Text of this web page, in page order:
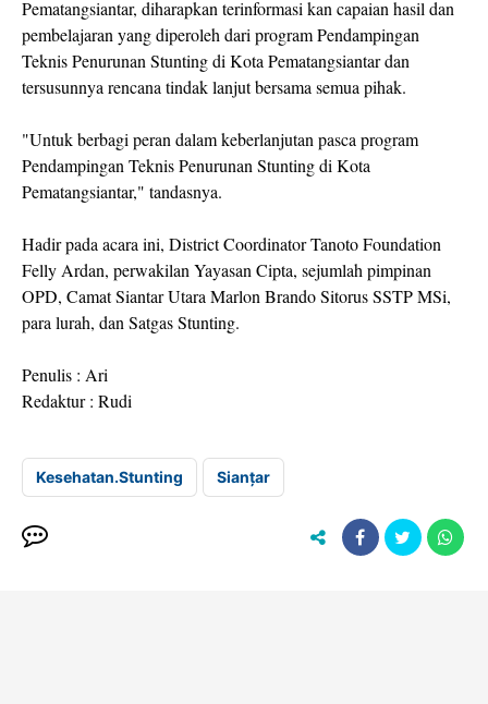
Pematangsiantar, diharapkan terinformasi kan capaian hasil dan
pembelajaran yang diperoleh dari program Pendampingan
Teknis Penurunan Stunting di Kota Pematangsiantar dan
tersusunnya rencana tindak lanjut bersama semua pihak.
"Untuk berbagi peran dalam keberlanjutan pasca program
Pendampingan Teknis Penurunan Stunting di Kota
Pematangsiantar," tandasnya.
Hadir pada acara ini, District Coordinator Tanoto Foundation
Felly Ardan, perwakilan Yayasan Cipta, sejumlah pimpinan
OPD, Camat Siantar Utara Marlon Brando Sitorus SSTP MSi,
para lurah, dan Satgas Stunting.
Penulis : Ari
Redaktur : Rudi
Kesehatan.Stunting Sianțar